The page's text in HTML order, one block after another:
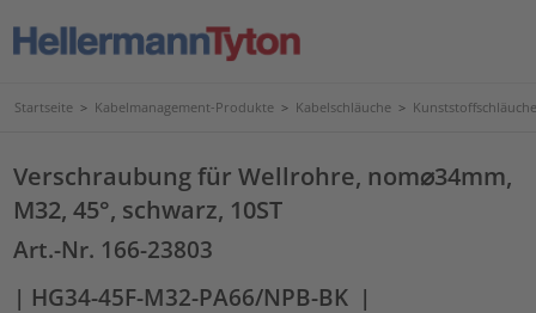
Startseite > Kabelmanagement-Produkte > Kabelschläuche >
Verschraubung für Wellrohre, nom⌀34mm,
M32, 45°, schwarz, 10ST
Art.-Nr. 166-23803
| HG34-45F-M32-PA66/NPB-BK |